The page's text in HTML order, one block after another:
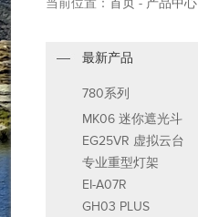
当前位置： 首页 - 产品中心
最新产品
780系列
MK06 迷你遮光斗
EG25VR 虚拟云台
专业重型灯架
EI-A07R
GH03 PLUS